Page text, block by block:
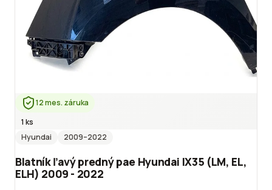
12 mes. záruka
1 ks
Hyundai
2009–2022
Blatník ľavý predný pae Hyundai IX35 (LM, EL,
ELH) 2009 - 2022